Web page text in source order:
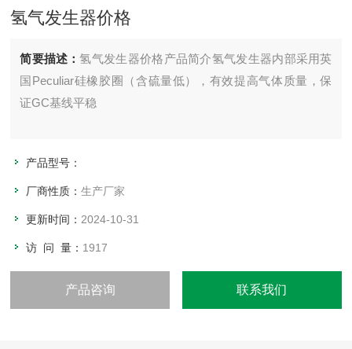
氢气发生器价格
简要描述：氢气发生器价格产品简介氢气发生器内部采用英
国Peculiar硅橡胶圈（含硫量低），有效提高气体质量，保
证GC基线平稳
产品型号：
厂商性质：生产厂家
更新时间： 2024-10-31
访 问 量： 1917
产品咨询 联系我们